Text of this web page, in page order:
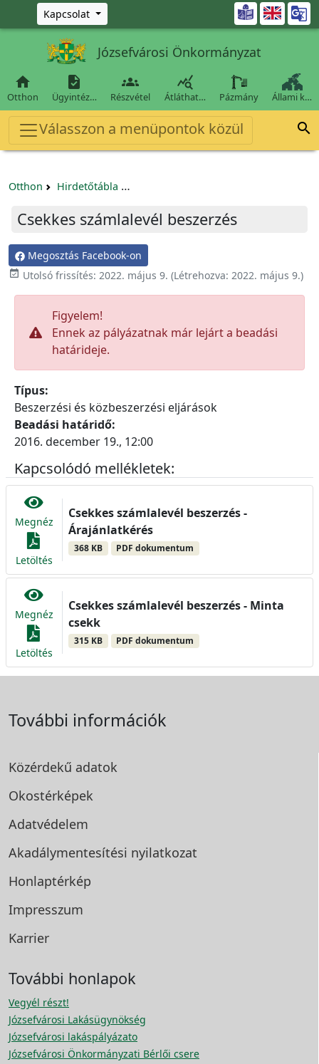
Ugrás a fő tartalomra
Kapcsolat 
Józsefvárosi Önkormányzat

Otthon

Ügyintéz…

Részvétel

Átláthat… Pázmány Állami k…
Válasszon a menüpontok közül 
Otthon Hirdetőtábla
Csekkes számlalevél beszerzés
Megosztás Facebook-on
 Utolsó frissítés: 2022. május 9. (Létrehozva: 2022. május 9.)
Figyelem!
Ennek az pályázatnak már lejárt a beadási
határideje.
Típus:
Beszerzési és közbeszerzési eljárások
Beadási határidő:
2016. december 19., 12:00
Kapcsolódó mellékletek:
Megnéz
Letöltés
Csekkes számlalevél beszerzés -
Árajánlatkérés
368 KB PDF dokumentum
Megnéz
Letöltés
Csekkes számlalevél beszerzés - Minta
csekk
315 KB PDF dokumentum
További információk
Közérdekű adatok
Okostérképek
Adatvédelem
Akadálymentesítési nyilatkozat
Honlaptérkép
Impresszum
Karrier
További honlapok
Vegyél részt!
Józsefvárosi Lakásügynökség
Józsefvárosi lakáspályázato
Józsefvárosi Önkormányzati Bérlői csere